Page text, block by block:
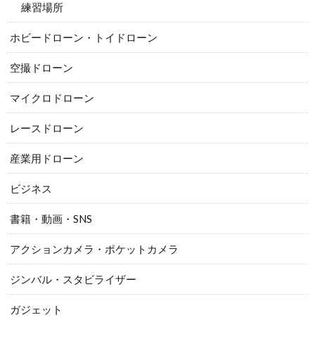
練習場所
ホビードローン・トイドローン
空撮ドローン
マイクロドローン
レースドローン
産業用ドローン
ビジネス
書籍・動画・SNS
アクションカメラ・ポケットカメラ
ジンバル・スタビライザー
ガジェット